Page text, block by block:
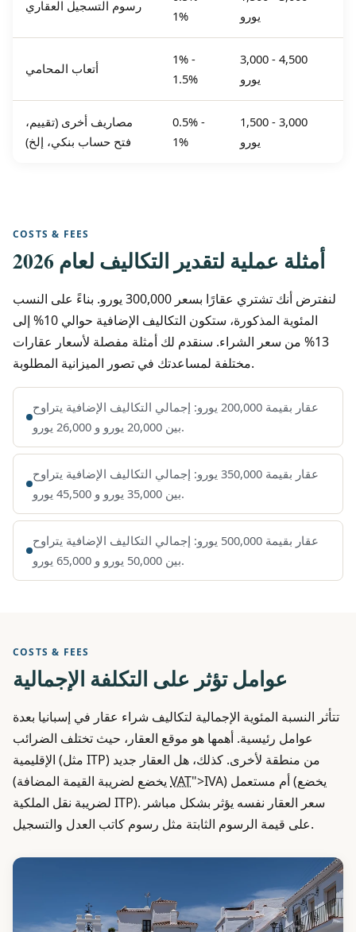
رسوم التسجيل العقاري
1%
يورو
أتعاب المحامي
1% -
1.5%
3,000 - 4,500
يورو
مصاريف أخرى (تقييم،
فتح حساب بنكي، إلخ)
0.5% -
1%
1,500 - 3,000
يورو
COSTS & FEES
أمثلة عملية لتقدير التكاليف لعام 2026
لنفترض أنك تشتري عقارًا بسعر 300,000 يورو. بناءً على النسب
المئوية المذكورة، ستكون التكاليف الإضافية حوالي 10% إلى
13% من سعر الشراء. سنقدم لك أمثلة مفصلة لأسعار عقارات
مختلفة لمساعدتك في تصور الميزانية المطلوبة.
عقار بقيمة 200,000 يورو: إجمالي التكاليف الإضافية يتراوح
بين 20,000 يورو و 26,000 يورو.
عقار بقيمة 350,000 يورو: إجمالي التكاليف الإضافية يتراوح
بين 35,000 يورو و 45,500 يورو.
عقار بقيمة 500,000 يورو: إجمالي التكاليف الإضافية يتراوح
بين 50,000 يورو و 65,000 يورو.
COSTS & FEES
عوامل تؤثر على التكلفة الإجمالية
تتأثر النسبة المئوية الإجمالية لتكاليف شراء عقار في إسبانيا بعدة
عوامل رئيسية. أهمها هو موقع العقار، حيث تختلف الضرائب
الإقليمية (مثل ITP) من منطقة لأخرى. كذلك، هل العقار جديد
VAT">IVA) أم مستعمل (يخضع
لضريبة نقل الملكية ITP). سعر العقار نفسه يؤثر بشكل مباشر
على قيمة الرسوم الثابتة مثل رسوم كاتب العدل والتسجيل.